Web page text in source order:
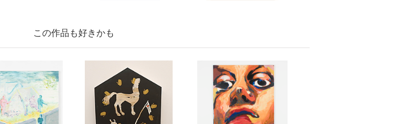
この作品も好きかも